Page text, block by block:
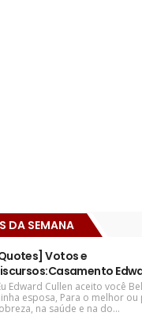
DA SEMANA
Votos e
Edward Cullen aceito você
esposa, Para o melhor
na saúde e na do...